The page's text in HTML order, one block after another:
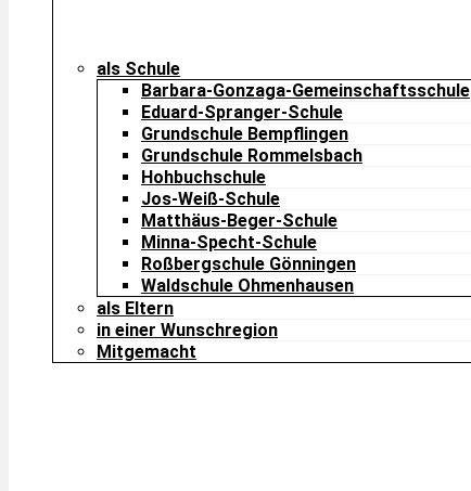
als Schule
Barbara-Gonzaga-Gemeinschaftsschule
Eduard-Spranger-Schule
Grundschule Bempflingen
Grundschule Rommelsbach
Hohbuchschule
Jos-Weiß-Schule
Matthäus-Beger-Schule
Minna-Specht-Schule
Roßbergschule Gönningen
Waldschule Ohmenhausen
als Eltern
in einer Wunschregion
Mitgemacht